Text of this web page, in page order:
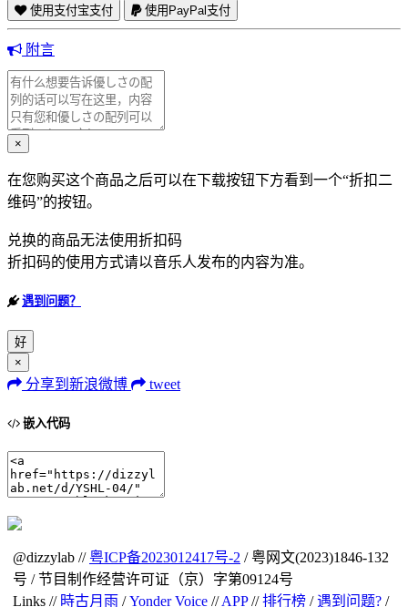
使用支付宝支付 使用PayPal支付
附言
×
在您购买这个商品之后可以在下载按钮下方看到一个“折扣二
维码”的按钮。
兑换的商品无法使用折扣码
折扣码的使用方式请以音乐人发布的内容为准。
遇到问题？
好
×
分享到新浪微博 tweet
嵌入代码
@dizzylab // 粤ICP备2023012417号-2 / 粤网文(2023)1846-132
号 / 节目制作经营许可证（京）字第09124号
Links // 時古月雨 /Yonder Voice //APP//排行榜 /遇到问题? /